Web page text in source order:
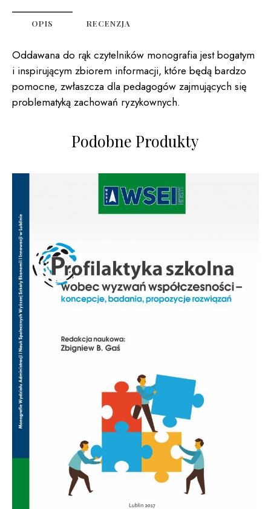
OPIS RECENZJA
Oddawana do rąk czytelników monografia jest bogatym
i inspirującym zbiorem informacji, które będą bardzo
pomocne, zwłaszcza dla pedagogów zajmujących się
problematyką zachowań ryzykownych.
Podobne Produkty